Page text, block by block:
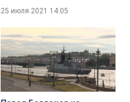
готовится Кронштадт
25 июля 2021 14:05